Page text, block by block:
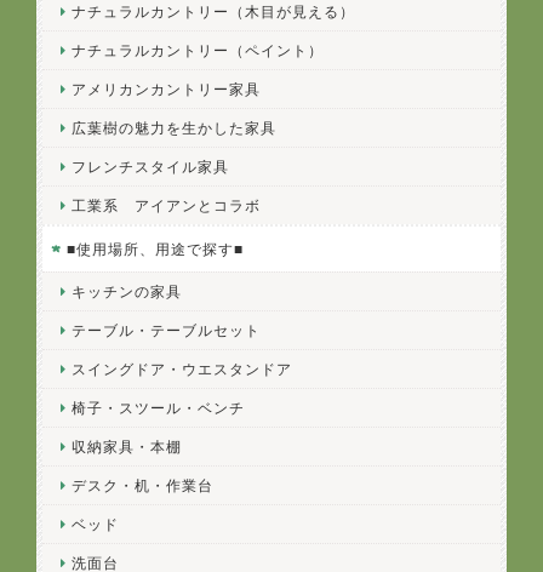
ナチュラルカントリー（木目が見える）
ナチュラルカントリー（ペイント）
アメリカンカントリー家具
広葉樹の魅力を生かした家具
フレンチスタイル家具
工業系 アイアンとコラボ
■使用場所、用途で探す■
キッチンの家具
テーブル・テーブルセット
スイングドア・ウエスタンドア
椅子・スツール・ベンチ
収納家具・本棚
デスク・机・作業台
ベッド
洗面台